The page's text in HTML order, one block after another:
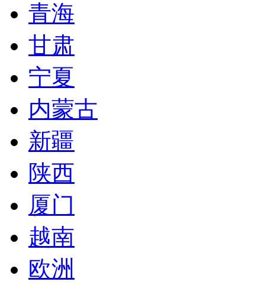
青海
甘肃
宁夏
内蒙古
新疆
陕西
厦门
越南
欧洲